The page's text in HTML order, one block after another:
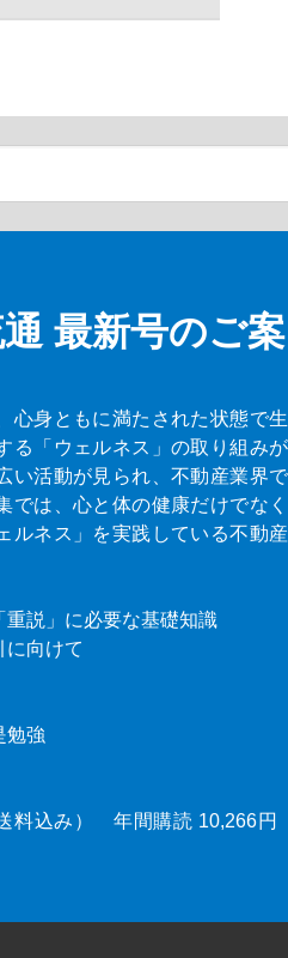
最新号のご
心身ともに満たされた状態で
る「ウェルネス」の取り組み
活動が見られ、不動産業界
では、心と体の健康だけでな
ルネス」を実践している不動
重説」に必要な基礎知識
に向けて
勉強
料込み） 年間購読 10,266円